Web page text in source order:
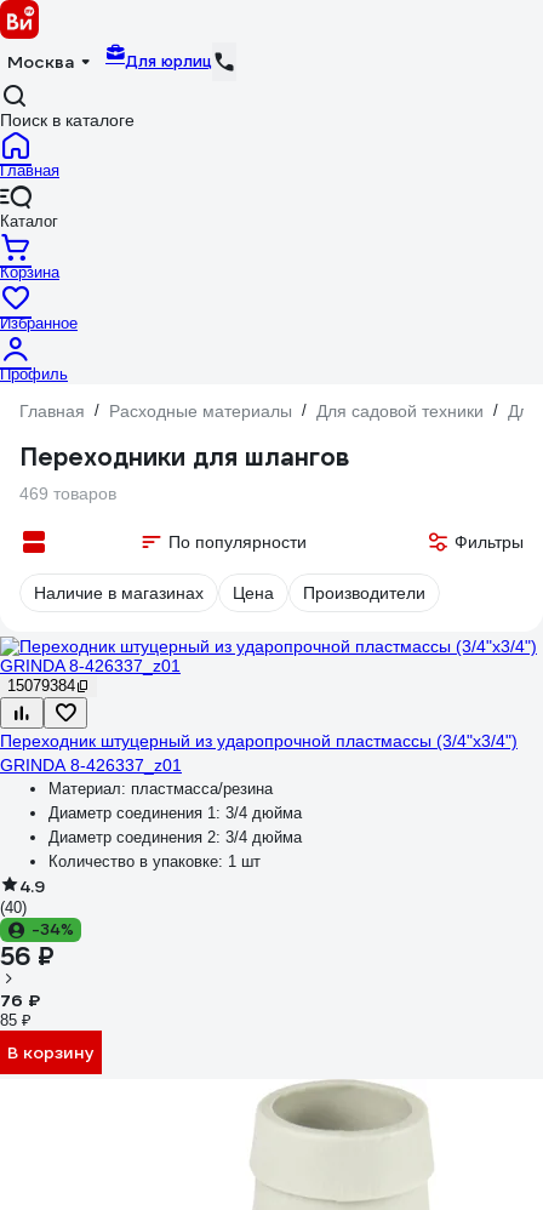
Москва Для юрлиц
Поиск в каталоге
Главная
Каталог
Корзина
Избранное
Профиль
Главная / Расходные материалы / Для садовой техники / Для
Переходники для шлангов
469 товаров
По популярности Фильтры
Наличие в магазинах Цена Производители
15079384
Переходник штуцерный из ударопрочной пластмассы (3/4"х3/4")
GRINDA 8-426337_z01
Материал: пластмасса/резина
Диаметр соединения 1: 3/4 дюйма
Диаметр соединения 2: 3/4 дюйма
Количество в упаковке: 1 шт
4.9
(40)
-34%
56 ₽
76 ₽
85 ₽
В корзину